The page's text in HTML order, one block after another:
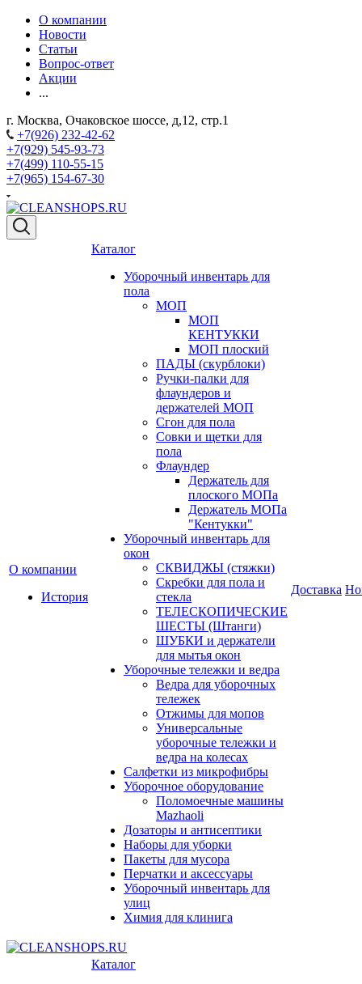
О компании
Новости
Статьи
Вопрос-ответ
Акции
...
г. Москва, Очаковское шоссе, д,12, стр.1
+7(926) 232-42-62
+7(929) 545-93-73
+7(499) 110-55-15
+7(965) 154-67-30
О компании
История
Каталог
Уборочный инвентарь для
пола
МОП
МОП
КЕНТУККИ
МОП плоский
ПАДЫ (скурблоки)
Ручки-палки для
флаундеров и
держателей МОП
Сгон для пола
Совки и щетки для
пола
Флаундер
Держатель для
плоского МОПа
Держатель МОПа
"Кентукки"
Уборочный инвентарь для
окон
СКВИДЖЫ (стяжки)
Скребки для пола и
стекла
ТЕЛЕСКОПИЧЕСКИЕ
ШЕСТЫ (Штанги)
ШУБКИ и держатели
для мытья окон
Уборочные тележки и ведра
Ведра для уборочных
тележек
Отжимы для мопов
Универсальные
уборочные тележки и
ведра на колесах
Салфетки из микрофибры
Уборочное оборудование
Поломоечные машины
Mazhaoli
Дозаторы и антисептики
Наборы для уборки
Пакеты для мусора
Перчатки и аксессуары
Уборочный инвентарь для
улиц
Химия для клинига
Доставка
Каталог